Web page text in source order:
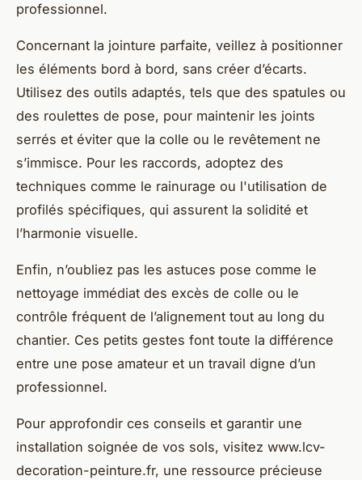
professionnel.
Concernant la jointure parfaite, veillez à positionner
les éléments bord à bord, sans créer d’écarts.
Utilisez des outils adaptés, tels que des spatules ou
des roulettes de pose, pour maintenir les joints
serrés et éviter que la colle ou le revêtement ne
s’immisce. Pour les raccords, adoptez des
techniques comme le rainurage ou l'utilisation de
profilés spécifiques, qui assurent la solidité et
l’harmonie visuelle.
Enfin, n’oubliez pas les astuces pose comme le
nettoyage immédiat des excès de colle ou le
contrôle fréquent de l’alignement tout au long du
chantier. Ces petits gestes font toute la différence
entre une pose amateur et un travail digne d’un
professionnel.
Pour approfondir ces conseils et garantir une
installation soignée de vos sols, visitez www.lcv-
decoration-peinture.fr, une ressource précieuse